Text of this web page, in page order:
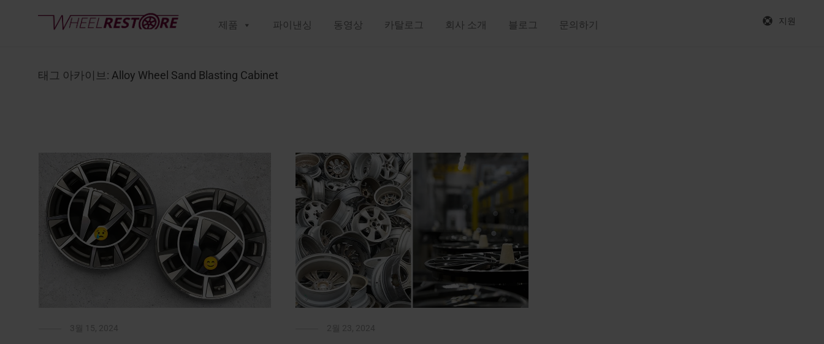
제품 파이낸싱 동영상 카탈로그 회사 소개 블로그 문의하기 지원
태그 아카이브: Alloy Wheel Sand Blasting Cabinet